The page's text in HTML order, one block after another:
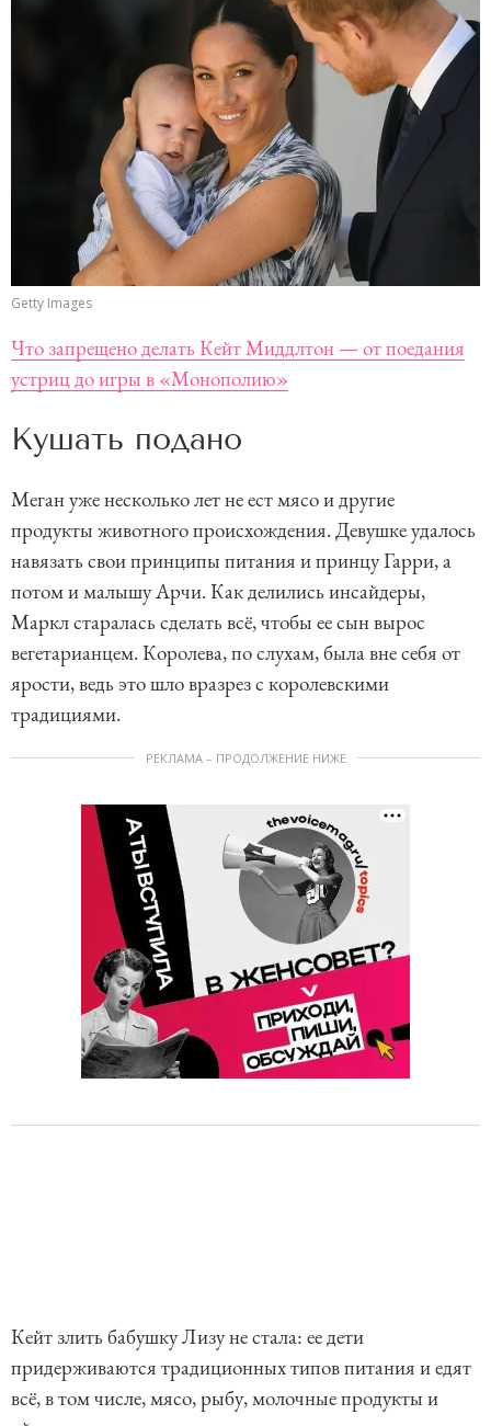
Getty Images
Что запрещено делать Кейт Миддлтон — от поедания
устриц до игры в «Монополию»
Кушать подано
Меган уже несколько лет не ест мясо и другие
продукты животного происхождения. Девушке удалось
навязать свои принципы питания и принцу Гарри, а
потом и малышу Арчи. Как делились инсайдеры,
Маркл старалась сделать всё, чтобы ее сын вырос
вегетарианцем. Королева, по слухам, была вне себя от
ярости, ведь это шло вразрез с королевскими
традициями.
РЕКЛАМА – ПРОДОЛЖЕНИЕ НИЖЕ
Кейт злить бабушку Лизу не стала: ее дети
придерживаются традиционных типов питания и едят
всё, в том числе, мясо, рыбу, молочные продукты и